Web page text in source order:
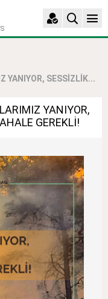
YANIYOR, SESSİZLİK...
YANIYOR,
GEREKLİ!